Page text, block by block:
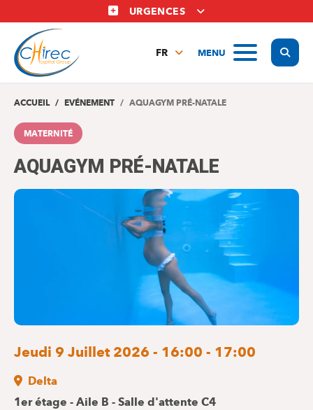
au
contenu
principal
URGENCES
MENU
FR
EN
ACCUEIL EVÉNEMENT AQUAGYM PRÉ-NATALE
MATERNITÉ
AQUAGYM PRÉ-NATALE
Jeudi 9 Juillet 2026 - 16:00 - 17:00
Delta
1er étage - Aile B - Salle d'attente C4